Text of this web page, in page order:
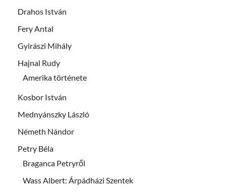
Drahos István
Fery Antal
Gyirászi Mihály
Hajnal Rudy
Amerika története
Kosbor István
Mednyánszky László
Németh Nándor
Petry Béla
Braganca Petryről
Wass Albert: Árpádházi Szentek